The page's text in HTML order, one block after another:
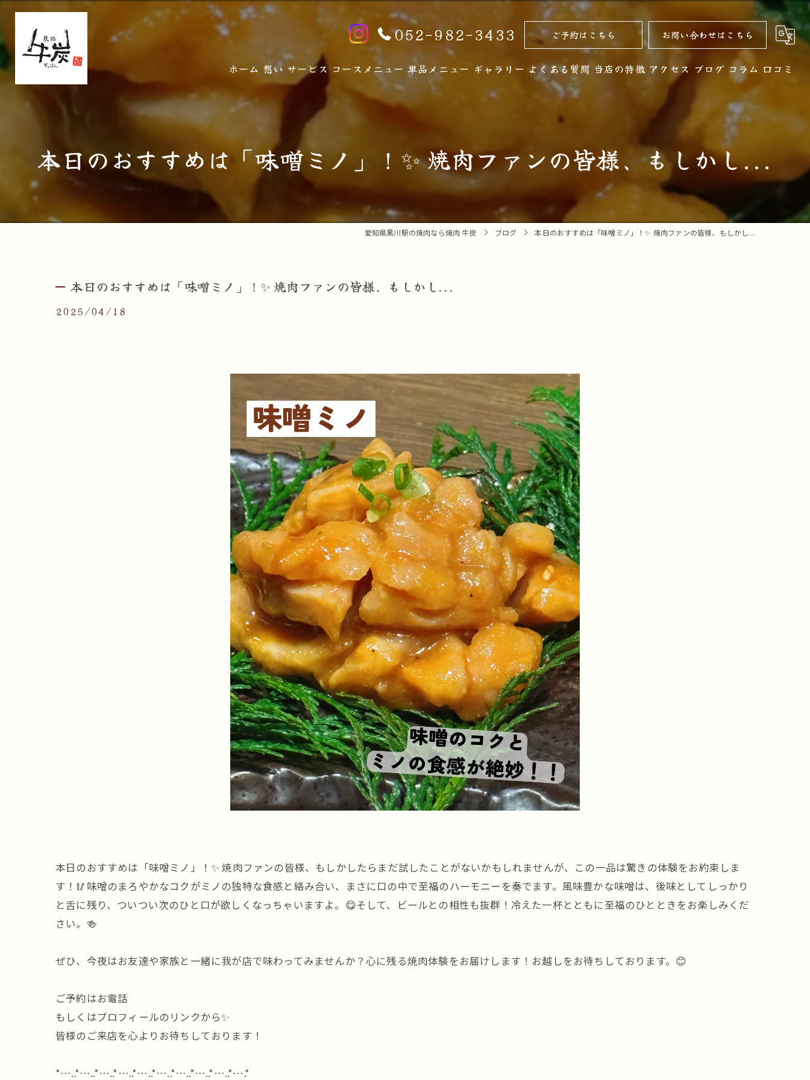
052-982-3433 ご予約はこちら お問い合わせはこちら
ホーム 想い サービス コースメニュー 単品メニュー ギャラリー よくある質問 当店の特徴
ノンアルコール
コース
デザート
アクセス ブログ コラム 口コミ
本日のおすすめは「味噌ミノ」！✨ 焼肉ファンの皆様、もしかし...
愛知県黒川駅の焼肉なら焼肉 牛炭 ブログ 本日のおすすめは「味噌ミノ」！✨ 焼肉ファンの皆様、もしかし...
本日のおすすめは「味噌ミノ」！✨ 焼肉ファンの皆様、もしかし...
2025/04/18
本日のおすすめは「味噌ミノ」！✨ 焼肉ファンの皆様、もしかしたらまだ試したことがないかもしれませんが、この一品は驚きの体験をお約束しま
す！🥢味噌のまろやかなコクがミノの独特な食感と絡み合い、まさに口の中で至福のハーモニーを奏でます。風味豊かな味噌は、後味としてしっかり
と舌に残り、ついつい次のひと口が欲しくなっちゃいますよ。😋そして、ビールとの相性も抜群！冷えた一杯とともに至福のひとときをお楽しみくだ
さい。🍻
ぜひ、今夜はお友達や家族と一緒に我が店で味わってみませんか？心に残る焼肉体験をお届けします！お越しをお待ちしております。😊
ご予約はお電話
もしくはプロフィールのリンクから✨
皆様のご来店を心よりお待ちしております！
*…..*…..*…..*…..*…..*…..*…..*…..*…..*….*